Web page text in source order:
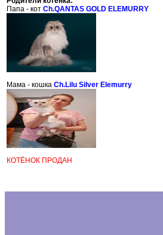
Папа - кот Ch.QANTAS GOLD ELEMURRY
Мама - кошка Ch.Lilu Silver Elemurry
КОТЁНОК ПРОДАН